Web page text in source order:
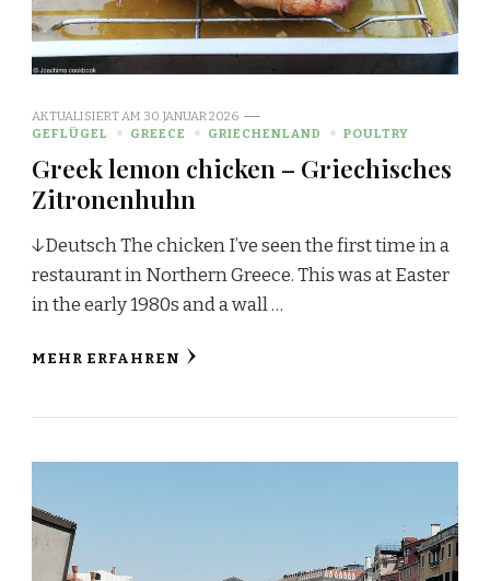
AKTUALISIERT AM 30. JANUAR 2026
GEFLÜGEL
GREECE GRIECHENLAND POULTRY
Greek lemon chicken – Griechisches
Zitronenhuhn
↓Deutsch The chicken I’ve seen the first time in a
restaurant in Northern Greece. This was at Easter
in the early 1980s and a wall …
MEHR ERFAHREN